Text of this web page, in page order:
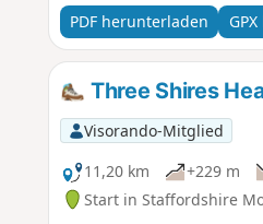
PDF herunterladen
Three Shires
Visorando-Mitglied
11,20 km
+229 m
Start in Staffordshire